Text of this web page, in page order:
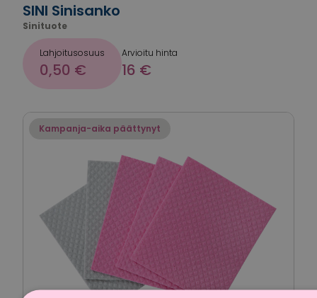
SINI Sinisanko
Sinituote
Lahjoitusosuus
0,50 €
Arvioitu hinta
16 €
Kampanja-aika päättynyt